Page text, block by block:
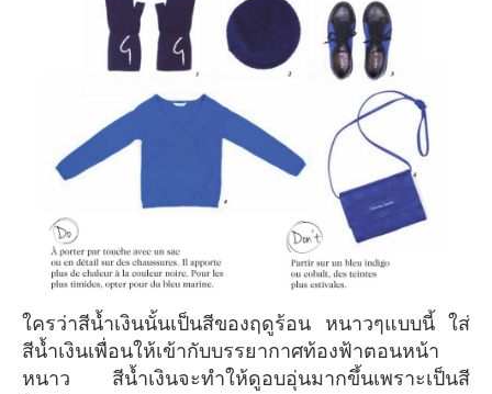
ใครว่าสีน้ำเงินนั้นเป็นสีของฤดูร้อน หนาวๆแบบนี้ ใส่
สีน้ำเงินเพื่อนให้เข้ากับบรรยากาศท้องฟ้าตอนหน้า
หนาว สีน้ำเงินจะทำให้ดูอบอุ่นมากขึ้นเพราะเป็นสี